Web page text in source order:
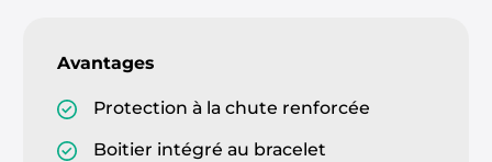
Avantages
Protection à la chute renforcée
Boitier intégré au bracelet